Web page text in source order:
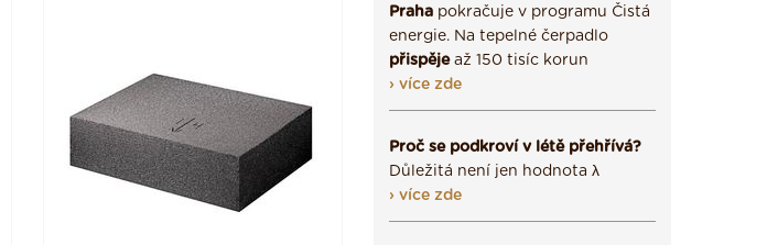
Praha pokračuje v programu Čistá
energie. Na tepelné čerpadlo
přispějeaž 150 tisíc korun
› více zde
Proč se podkroví v létě přehřívá?
Důležitá není jen hodnota λ
› více zde